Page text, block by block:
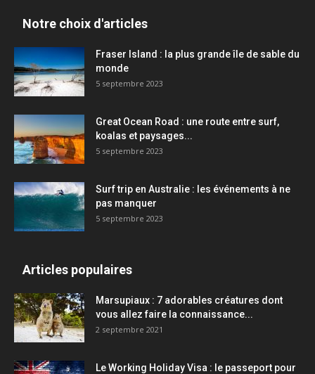
Notre choix d'articles
Fraser Island : la plus grande île de sable du
monde
5 septembre 2023
Great Ocean Road : une route entre surf,
koalas et paysages...
5 septembre 2023
Surf trip en Australie : les événements à ne
pas manquer
5 septembre 2023
Articles populaires
Marsupiaux : 7 adorables créatures dont
vous allez faire la connaissance...
2 septembre 2021
Le Working Holiday Visa : le passeport pour